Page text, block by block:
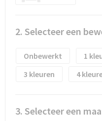
Reistassen
Rugzakken bedrukken
Veiligheidsvesten en
Oog- en
2. Selecteer een
Onbewerkt 1
3
4
3. Selecteer een